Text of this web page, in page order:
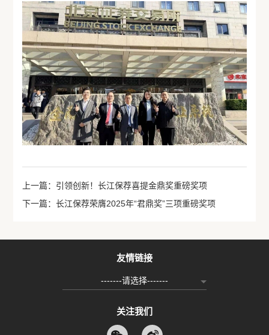
上一篇：引领创新！长江保荐喜提金鼎奖重磅奖项
下一篇：长江保荐荣膺2025年“君鼎奖”三项重磅奖项
友情链接
-------请选择-------
关注我们